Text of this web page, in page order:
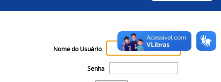
Nome do Usuário
Senha